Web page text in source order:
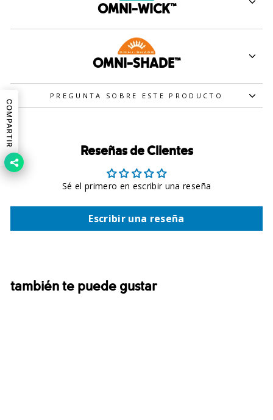
OMNI-WICK™
OMNI-SHADE™
PREGUNTA SOBRE ESTE PRODUCTO
Reseñas de Clientes
Sé el primero en escribir una reseña
Escribir una reseña
también te puede gustar
COMPARTIR